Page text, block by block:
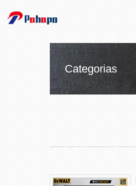
Categorias